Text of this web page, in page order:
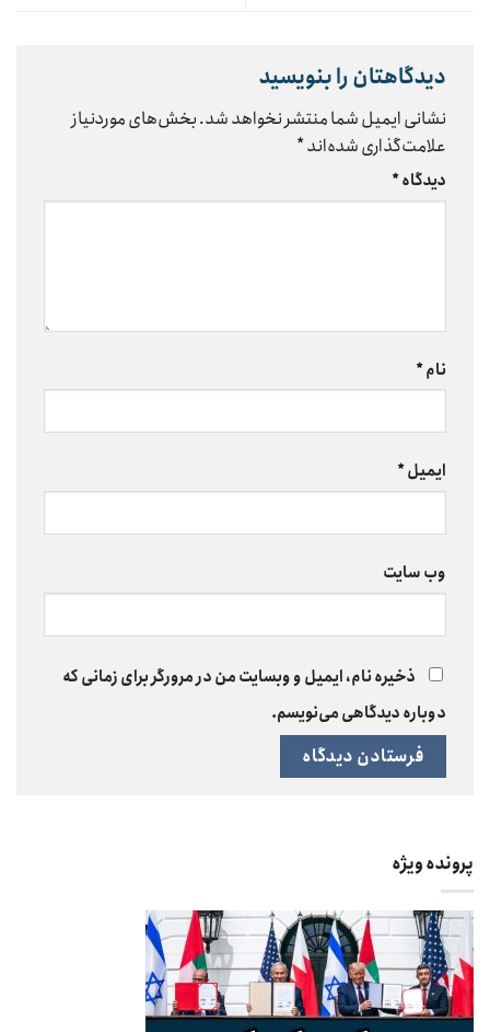
دیدگاهتان را بنویسید
نشانی ایمیل شما منتشر نخواهد شد.بخش‌های موردنیاز
علامت‌گذاری شده‌اند*
دیدگاه*
نام*
ایمیل*
وب‌ سایت
ذخیره نام، ایمیل و وبسایت من در مرورگر برای زمانی که
دوباره دیدگاهی می‌نویسم.
پرونده ویژه